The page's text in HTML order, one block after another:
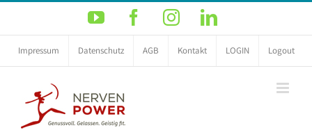
Zum
springen
YouTubeFacebookInstagramLinkedIn
Impressum Datenschutz AGB Kontakt LOGIN Logout